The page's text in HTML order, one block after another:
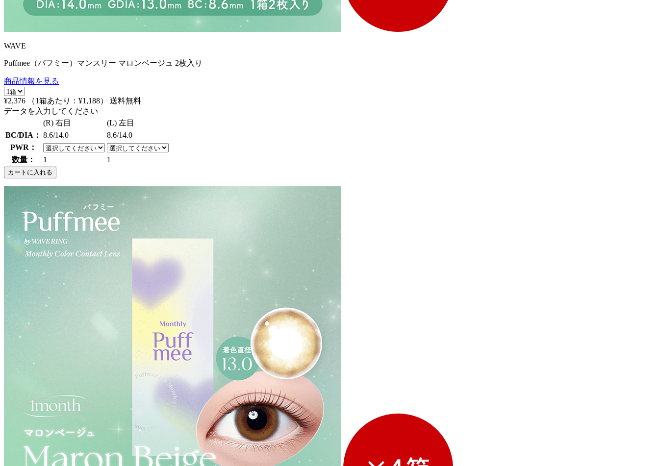
WAVE
Puffmee（パフミー）マンスリー マロンベージュ 2枚入り
商品情報を見る
¥2,376 （1箱あたり： ¥1,188）
送料無料
データを入力してください
(R) 右目
(L) 左目
BC/DIA： 8.6/14.0
8.6/14.0
PWR：
数量：
1 1
カートに入れる